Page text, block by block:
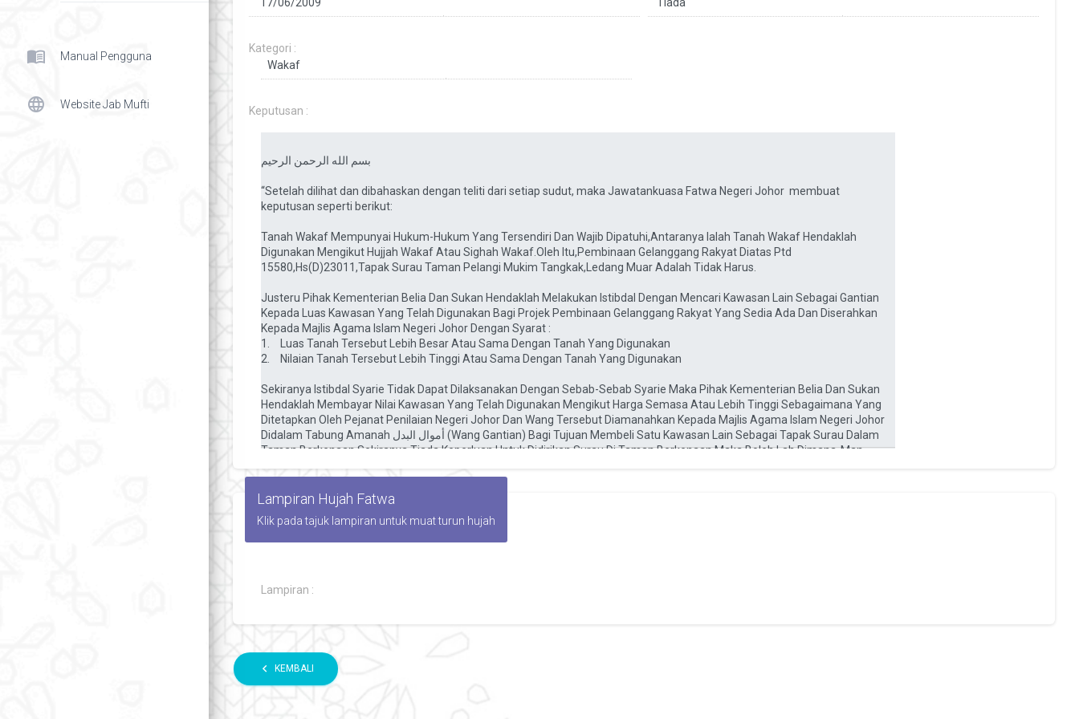
menu_book Manual Pengguna
language Website Jab Mufti
Kategori :
Keputusan :
Lampiran Hujah Fatwa
Klik pada tajuk lampiran untuk muat turun hujah
Lampiran :
chevron_left KEMBALI